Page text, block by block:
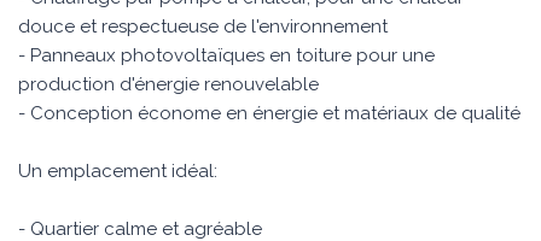
douce et respectueuse de l'environnement
- Panneaux photovoltaïques en toiture pour une
production d'énergie renouvelable
- Conception économe en énergie et matériaux de qualité
Un emplacement idéal:
- Quartier calme et agréable